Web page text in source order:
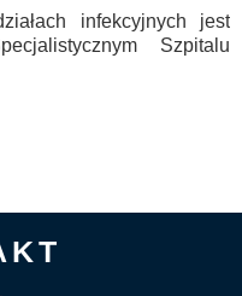
infekcyjnych jest
Szpitalu